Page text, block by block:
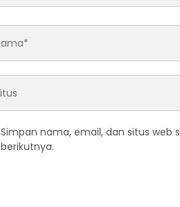
Simpan nama, email, dan situs
berikutnya.